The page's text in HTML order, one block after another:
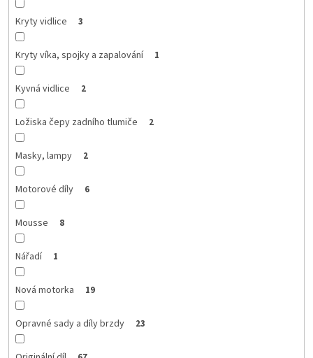
Kryty vidlice 3
Kryty víka, spojky a zapalování 1
Kyvná vidlice 2
Ložiska čepy zadního tlumiče 2
Masky, lampy 2
Motorové díly 6
Mousse 8
Nářadí 1
Nová motorka 19
Opravné sady a díly brzdy 23